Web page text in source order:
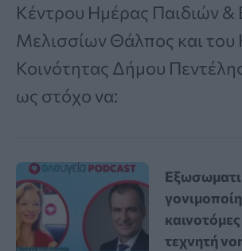
Κέντρου Ημέρας Παιδιών
Μελισσίων Θάλπος και του
Κοινότητας Δήμου
ως στόχο να:
καινοτόμες
τεχνητή